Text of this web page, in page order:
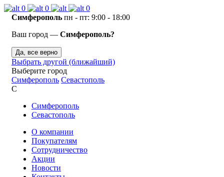
0 0
0
Симферополь пн - пт: 9:00 - 18:00
Ваш город — Симферополь?
Да, все верно
Выбрать другой (ближайший)
Выберите город
Симферополь Севастополь
С
Симферополь
Севастополь
О компании
Покупателям
Сотрудничество
Акции
Новости